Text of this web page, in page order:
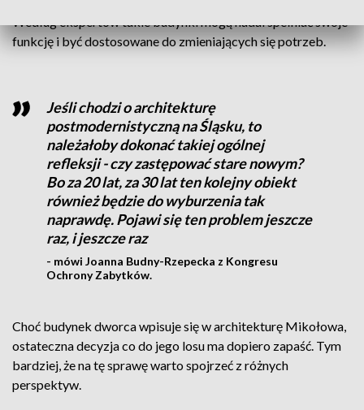
Według ekspertów takie budynki mogą nadal spełniać swoje
funkcję i być dostosowane do zmieniających się potrzeb.
Jeśli chodzi o architekturę
postmodernistyczną na Śląsku, to
należałoby dokonać takiej ogólnej
refleksji - czy zastępować stare nowym?
Bo za 20 lat, za 30 lat ten kolejny obiekt
również będzie do wyburzenia tak
naprawdę. Pojawi się ten problem jeszcze
raz, i jeszcze raz
- mówi Joanna Budny-Rzepecka z Kongresu
Ochrony Zabytków.
Choć budynek dworca wpisuje się w architekturę Mikołowa,
ostateczna decyzja co do jego losu ma dopiero zapaść. Tym
bardziej, że na tę sprawę warto spojrzeć z różnych
perspektyw.